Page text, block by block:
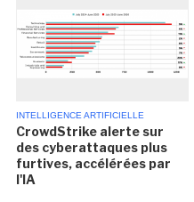
INTELLIGENCE ARTIFICIELLE
CrowdStrike alerte sur
des cyberattaques plus
furtives, accélérées par
l'IA